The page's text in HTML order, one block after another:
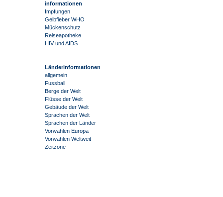
informationen
Impfungen
Gelbfieber WHO
Mückenschutz
Reiseapotheke
HIV und AIDS
Länderinformationen
allgemein
Fussball
Berge der Welt
Flüsse der Welt
Gebäude der Welt
Sprachen der Welt
Sprachen der Länder
Vorwahlen Europa
Vorwahlen Weltweit
Zeitzone